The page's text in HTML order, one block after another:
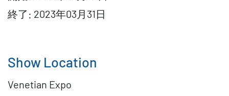
終了: 2023年03月31日
Show Location
Venetian Expo